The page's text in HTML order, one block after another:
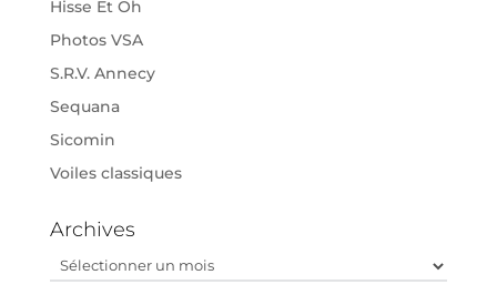
Hisse Et Oh
Photos VSA
S.R.V. Annecy
Sequana
Sicomin
Voiles classiques
Archives
Archives